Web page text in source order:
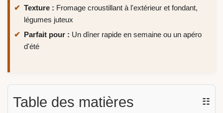
Texture : Fromage croustillant à l'extérieur et fondant,
légumes juteux
Parfait pour : Un dîner rapide en semaine ou un apéro
d'été
Table des matières ☷